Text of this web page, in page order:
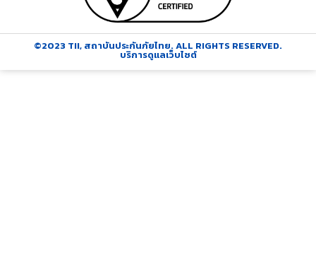
©2023 TII, สถาบันประกันภัยไทย. ALL RIGHTS RESERVED.
บริการดูแลเว็บไซต์